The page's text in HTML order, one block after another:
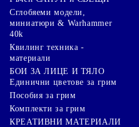
Сглобяеми модели,
миниатюри & Warhammer
40k
Квилинг техника -
материали
БОИ ЗА ЛИЦЕ И ТЯЛО
Единични цветове за грим
Пособия за грим
Комплекти за грим
КРЕАТИВНИ МАТЕРИАЛИ